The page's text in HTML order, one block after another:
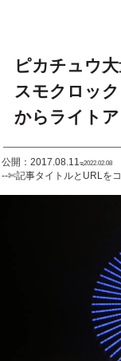
ピカチュウ
スモクロッ
からライト
公開：2017.08.11ಇ2022.02.08
--✄記事タイトルとURLを